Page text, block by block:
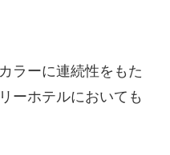
ラーに連続性をもた
ーホテルにおいても